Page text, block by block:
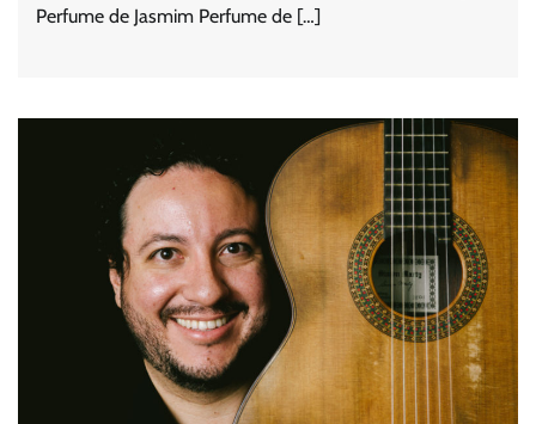
Perfume de Jasmim Perfume de […]